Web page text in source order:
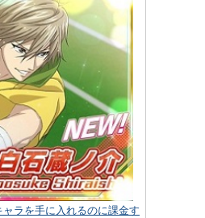
ャラを手に入れるのに課金す